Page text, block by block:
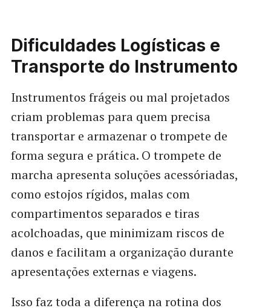
Dificuldades Logísticas e
Transporte do Instrumento
Instrumentos frágeis ou mal projetados
criam problemas para quem precisa
transportar e armazenar o trompete de
forma segura e prática. O trompete de
marcha apresenta soluções acessóriadas,
como estojos rígidos, malas com
compartimentos separados e tiras
acolchoadas, que minimizam riscos de
danos e facilitam a organização durante
apresentações externas e viagens.
Isso faz toda a diferença na rotina dos